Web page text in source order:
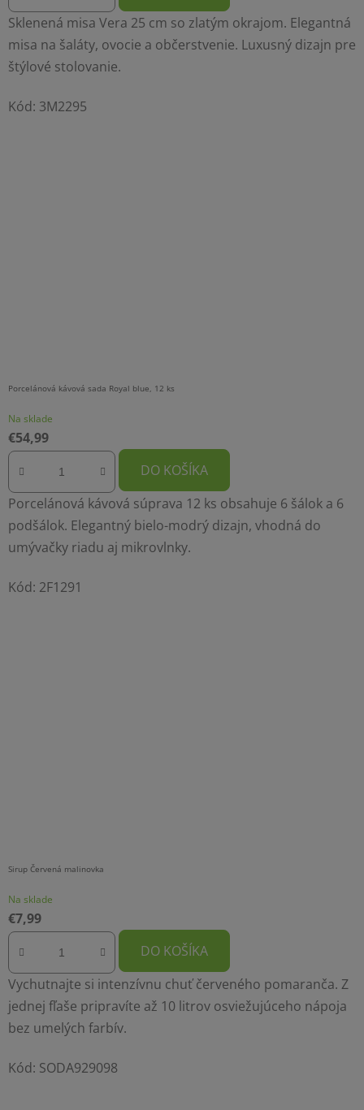
Sklenená misa Vera 25 cm so zlatým okrajom. Elegantná
misa na šaláty, ovocie a občerstvenie. Luxusný dizajn pre
štýlové stolovanie.
Kód: 3M2295
Porcelánová kávová sada Royal blue, 12 ks
Na sklade
€54,99
DO KOŠÍKA
Porcelánová kávová súprava 12 ks obsahuje 6 šálok a 6
podšálok. Elegantný bielo-modrý dizajn, vhodná do
umývačky riadu aj mikrovlnky.
Kód: 2F1291
Sirup Červená malinovka
Na sklade
€7,99
DO KOŠÍKA
Vychutnajte si intenzívnu chuť červeného pomaranča. Z
jednej fľaše pripravíte až 10 litrov osviežujúceho nápoja
bez umelých farbív.
Kód: SODA929098